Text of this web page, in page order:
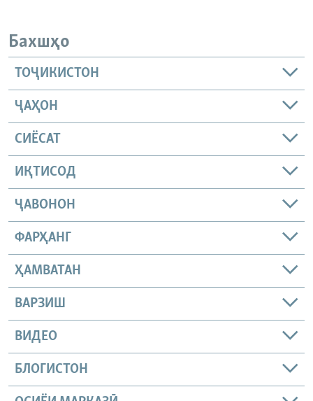
Бахшҳо
ТОҶИКИСТОН
ҶАҲОН
СИЁСАТ
ИҚТИСОД
ҶАВОНОН
ФАРҲАНГ
ҲАМВАТАН
ВАРЗИШ
ВИДЕО
БЛОГИСТОН